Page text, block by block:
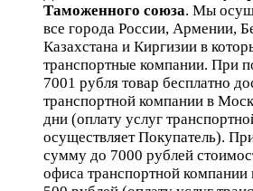
Таможенного союза. Мы
все города России, Армении,
Казахстана и Киргизии в
транспортные компании. При
7001 рубля товар бесплатно
транспортной компании в
дни (оплату услуг
осуществляет Покупатель).
сумму до 7000 рублей
офиса транспортной компании